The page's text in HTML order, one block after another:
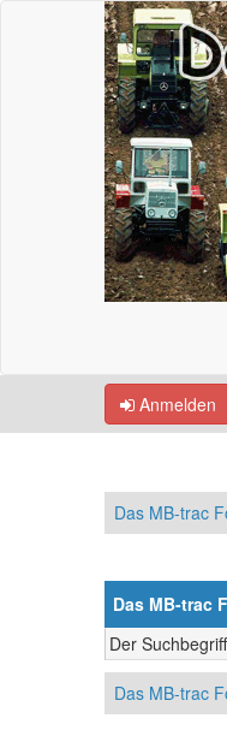
Anmelden
Das MB-trac
Das MB-trac
Der
Das MB-trac